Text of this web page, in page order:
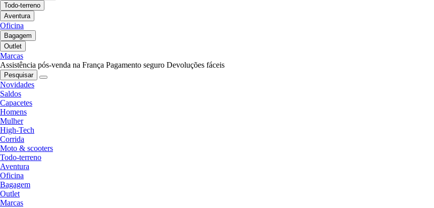
Todo-terreno
Aventura
Oficina
Bagagem
Outlet
Marcas
Assistência pós-venda na França Pagamento seguro Devoluções fáceis
Pesquisar
Novidades
Saldos
Capacetes
Homens
Mulher
High-Tech
Corrida
Moto & scooters
Todo-terreno
Aventura
Oficina
Bagagem
Outlet
Marcas